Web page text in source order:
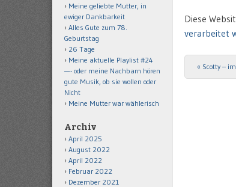
Diese
verarbeitet
Post
« Scotty –
Meine geliebte Mutter, in
ewiger Dankbarkeit
Alles Gute zum 78.
Geburtstag
26 Tage
Meine aktuelle Playlist #24
—- oder meine Nachbarn hören
gute Musik, ob sie wollen oder
Nicht
Meine Mutter war wählerisch
Archiv
April 2025
August 2022
April 2022
Februar 2022
Dezember 2021